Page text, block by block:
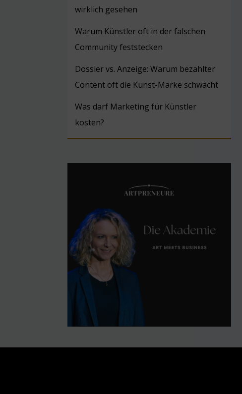
wirklich gesehen
Warum Künstler oft in der falschen
Community feststecken
Dossier vs. Anzeige: Warum bezahlter
Content oft die Kunst-Marke schwächt
Was darf Marketing für Künstler
kosten?